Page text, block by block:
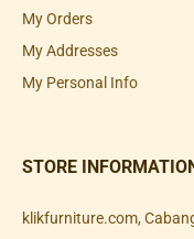
My Orders
My Addresses
My Personal Info
STORE
klikfurniture.com,